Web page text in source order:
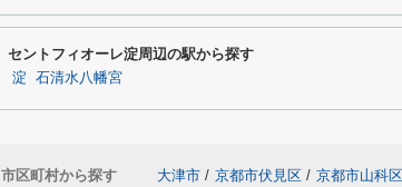
セントフィオーレ淀周辺の駅から探す
淀 石清水八幡宮
市区町村から探す 大津市 / 京都市伏見区 / 京都市山科区